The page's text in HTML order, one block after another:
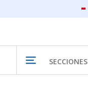
SECCIONES